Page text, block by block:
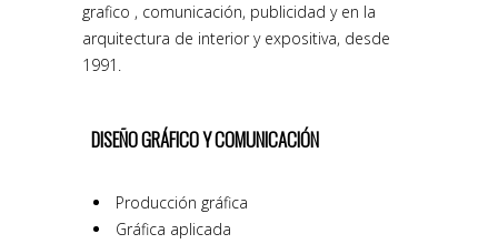
grafico , comunicación, publicidad y en la
arquitectura de interior y expositiva, desde
1991.
DISEÑO GRÁFICO Y COMUNICACIÓN
Producción gráfica
Gráfica aplicada